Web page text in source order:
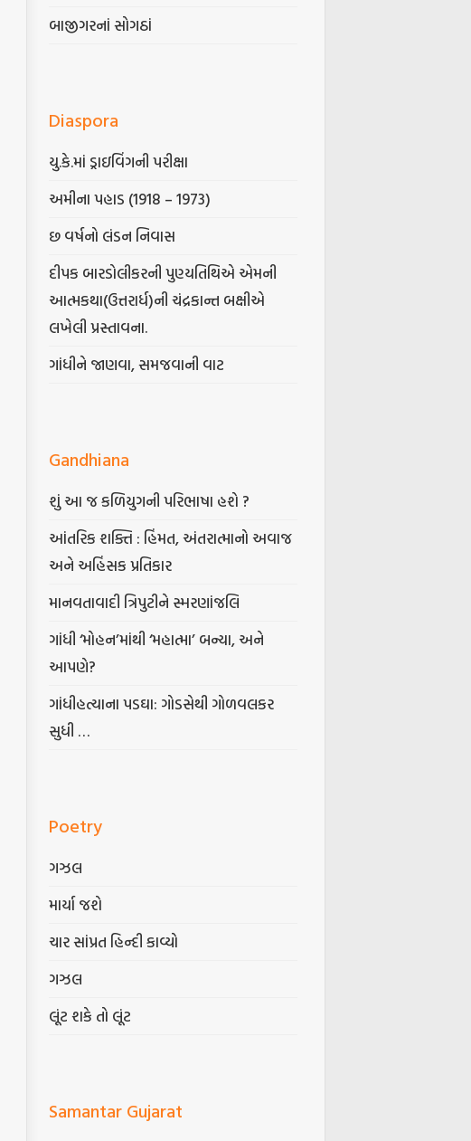
બાજીગરનાં સોગઠાં
Diaspora
યુ.કે.માં ડ્રાઇવિંગની પરીક્ષા
અમીના પહાડ (1918 – 1973)
છ વર્ષનો લંડન નિવાસ
દીપક બારડોલીકરની પુણ્યતિથિએ એમની
આત્મકથા(ઉત્તરાર્ધ)ની ચંદ્રકાન્ત બક્ષીએ
લખેલી પ્રસ્તાવના.
ગાંધીને જાણવા, સમજવાની વાટ
Gandhiana
શું આ જ કળિયુગની પરિભાષા હશે ?
આંતરિક શક્તિ : હિંમત, અંતરાત્માનો અવાજ
અને અહિંસક પ્રતિકાર
માનવતાવાદી ત્રિપુટીને સ્મરણાંજલિ
ગાંધી ‘મોહન’માંથી ‘મહાત્મા’ બન્યા, અને
આપણે?
ગાંધીહત્યાના પડઘા: ગોડસેથી ગોળવલકર
સુધી …
Poetry
ગઝલ
માર્યા જશે
ચાર સાંપ્રત હિન્દી કાવ્યો
ગઝલ
લૂંટ શકે તો લૂંટ
Samantar Gujarat